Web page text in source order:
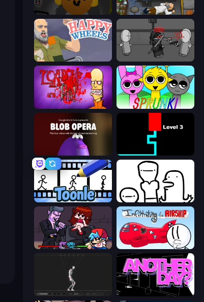
Foreign Creature
Happy Wheels Madness Project Nexus
Load Up and Kill Sprunki
Blob Opera Scary Maze
Toonle I Don't Even Know
Friday Night Funkin' Infiltrating the Airship
Skeleton Simulator Is Today Another Day?